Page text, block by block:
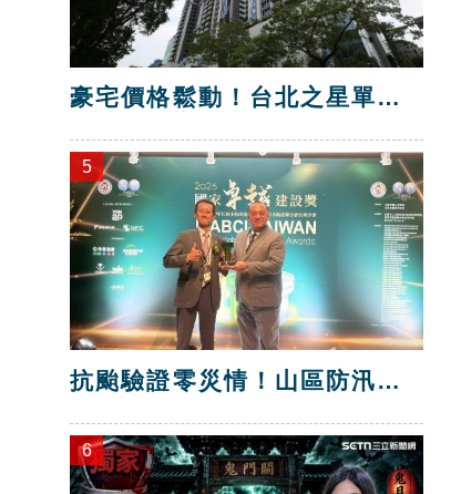
豪宅價格鬆動！台北之星單坪
5
抗颱驗證零災情！山區防汛工
6